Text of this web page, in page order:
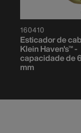
160410
Esticador de
Klein Haven's™ -
capacidade de
mm